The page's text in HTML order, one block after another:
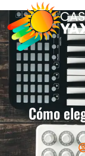
Cómo